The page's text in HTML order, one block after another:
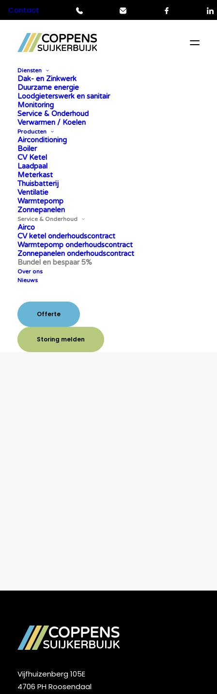
Contact Telefoon Mail Facebook
Diensten
Dak- en Zinkwerk
Duurzame energie
Loodgieterswerk en sanitair
Monitoring
Service & Onderhoud
Verwarmen / Koelen
Producten
Airconditioning
Boiler
CV Ketel
Laadpaal
Meterkast
Thuisbatterij
Ventilatie
Warmtepomp
Zonnepanelen
Service & Onderhoud
Airco
CV ketel onderhoudscontract
Warmtepomp onderhoudscontract
Zonnepanelen onderhoudscontract
Bundel en bespaar 5%
Over ons
Nieuws
Offerte
Storing melden
COPPENS SUIJKERBUIJK
ONDERHOUDSBUNDELS
ONDERHOUDSCONTRACT VOOR AL UW
INSTALLATIES
Vijfhuizenberg 105E
4706 PH Roosendaal